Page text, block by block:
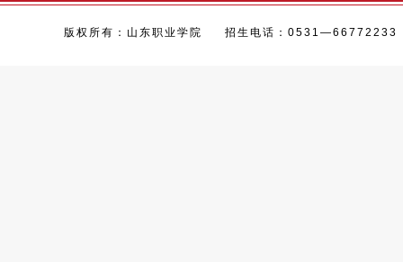
版权所有：山东职业学院 招生电话：